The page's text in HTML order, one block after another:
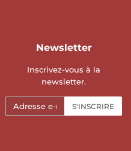
Newsletter
Inscrivez-vous à la
newsletter.
mails
S'INSCRIRE